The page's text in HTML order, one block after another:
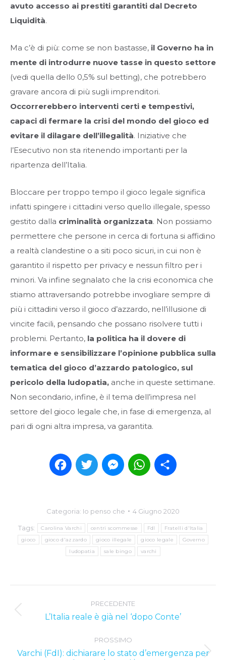
avuto accesso ai prestiti garantiti dal Decreto
Liquidità.
Ma c’è di più: come se non bastasse, il Governo ha in
mente di introdurre nuove tasse in questo settore
(vedi quella dello 0,5% sul betting), che potrebbero
gravare ancora di più sugli imprenditori.
Occorrerebbero interventi certi e tempestivi,
capaci di fermare la crisi del mondo del gioco ed
evitare il dilagare dell’illegalità. Iniziative che
l’Esecutivo non sta ritenendo importanti per la
ripartenza dell’Italia.
Bloccare per troppo tempo il gioco legale significa
infatti spingere i cittadini verso quello illegale, spesso
gestito dalla criminalità organizzata. Non possiamo
permettere che persone in cerca di fortuna si affidino
a realtà clandestine o a siti poco sicuri, in cui non è
garantito il rispetto per privacy e nessun filtro per i
minori. Va infine segnalato che la crisi economica che
stiamo attraversando potrebbe invogliare sempre di
più i cittadini verso il gioco d’azzardo, nell’illusione di
vincite facili, pensando che possano risolvere tutti i
problemi. Pertanto, la politica ha il dovere di
informare e sensibilizzare l’opinione pubblica sulla
tematica del gioco d’azzardo patologico, sul
pericolo della ludopatia, anche in queste settimane.
Non secondario, infine, è il tema dell’impresa nel
settore del gioco legale che, in fase di emergenza, al
pari di ogni altra impresa, va garantita.
FacebookTwitter MessengerWhatsApp
Categoria: Io penso che 4 Giugno 2020
Tags: Carolina Varchi centri scommesse FdI
Fratelli d'Italia
gioco
gioco d'azzardo gioco illegale gioco legale
Governo
ludopatia
sale bingo varchi
navigation
PRECEDENTE
Previous
L’Italia reale è già nel ‘dopo Conte’
PROSSIMO
Next
Varchi (FdI): dichiarare lo stato d’emergenza per